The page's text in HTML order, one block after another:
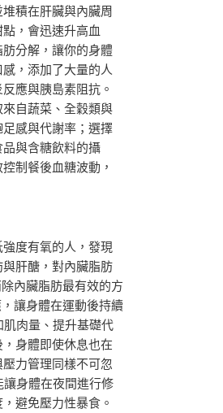
積在肝臟與內臟周
，會迅速升高血
分解，讓你的身體
，添加了大量的人
應與胰島素阻抗。
自蔬菜、全穀類與
感與代謝率；選擇
與含糖飲料的攝
制餐後血糖波動，
度有氧的人，發現
肝醣，對內臟脂肪
內臟脂肪最有效的方
讓身體在運動後持續
肉量、提升基礎代
身體即使休息也在
力管理同樣不可忽
身體在夜間進行修
避免壓力性暴食。